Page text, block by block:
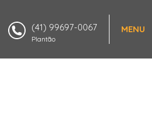
(41) 99697-0067
Plantão
MENU